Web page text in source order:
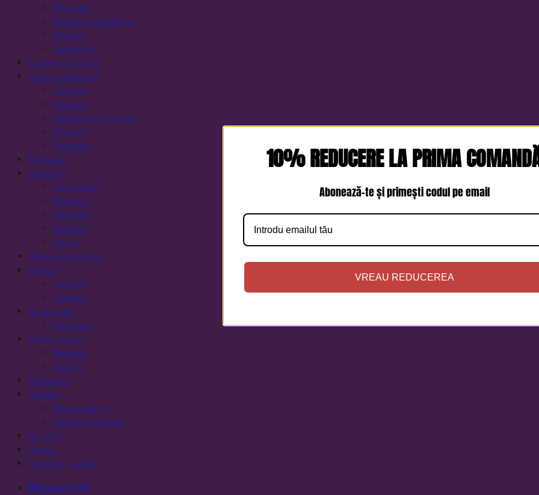
Borsete
Pachete de Martie
Pantofi
Portofele
Gulere si esarfe
Haine pentru el
Camasi
Jachete
Papioane si butoni
Sacouri
Tricouri
Hanorac
Jachete
Cardigane
Hanorac
Paltoane
Sacouri
Veste
Masca protectie
Palarii
Caciuli
Voalete
Pantaloni
Salopete
Pentru copii
Hainute
Jucarii
Reduceri
Rochii
Rochii de zi
Rochii elegante
Rucsac
Tenisi
Voucher cadou
Recenzii (0)
10% REDUCERE LA PRIMA
Abonează-te și primești codul pe email
VREAU REDUCEREA